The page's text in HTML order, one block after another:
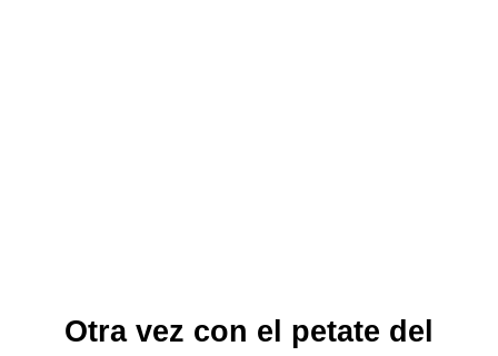
Otra vez con el petate del